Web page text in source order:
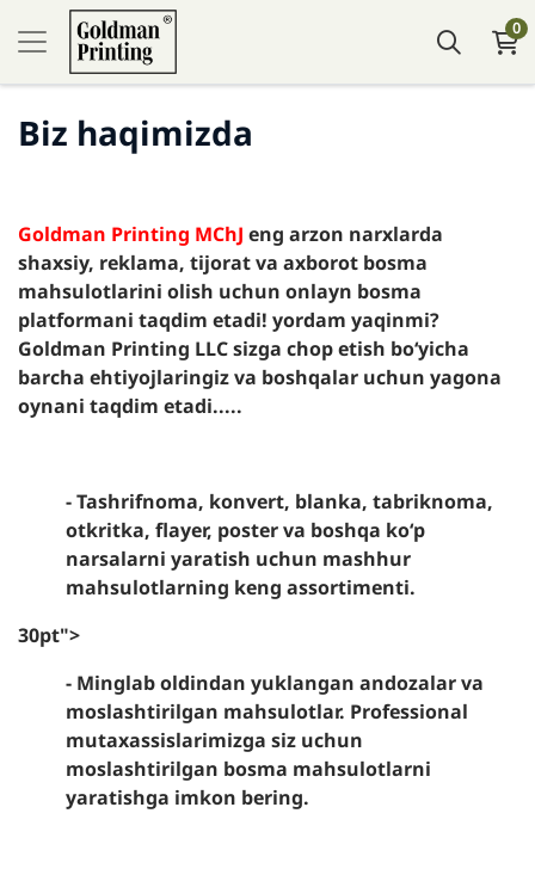
0
Biz haqimizda
Goldman Printing MChJ eng arzon narxlarda
shaxsiy, reklama, tijorat va axborot bosma
mahsulotlarini olish uchun onlayn bosma
platformani taqdim etadi! yordam yaqinmi?
Goldman Printing LLCsizga chop etish boʻyicha
barcha ehtiyojlaringiz va boshqalar uchun yagona
oynani taqdim etadi.....
- Tashrifnoma, konvert, blanka, tabriknoma,
otkritka, flayer, poster va boshqa koʻp
narsalarni yaratish uchun mashhur
mahsulotlarning keng assortimenti.
30pt">
- Minglab oldindan yuklangan andozalar va
moslashtirilgan mahsulotlar. Professional
mutaxassislarimizga siz uchun
moslashtirilgan bosma mahsulotlarni
yaratishga imkon bering.